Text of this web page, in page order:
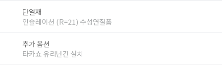
단열재
인슐레이션 (R=21) 수성연질폼
추가 옵션
타카쇼 유리난간 설치